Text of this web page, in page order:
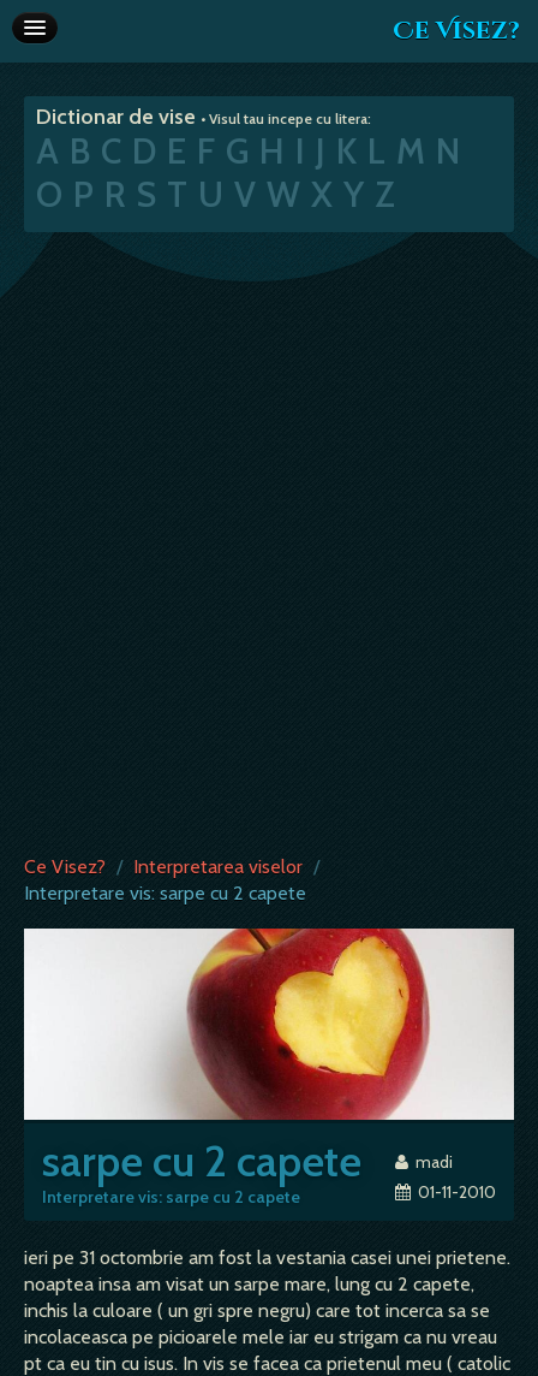
Ce Visez?
Interpretare vise
Articole
Va recomandam
Dictionar de vise • Visul tau incepe cu litera:
A B C D E F G H I J K L M N
O P R S T U V W X Y Z
Ce Visez? / Interpretarea viselor /
Interpretare vis: sarpe cu 2 capete
sarpe cu 2 capete
Interpretare vis: sarpe cu 2 capete
madi
01-11-2010
ieri pe 31 octombrie am fost la vestania casei unei prietene.
noaptea insa am visat un sarpe mare, lung cu 2 capete,
inchis la culoare ( un gri spre negru) care tot incerca sa se
incolaceasca pe picioarele mele iar eu strigam ca nu vreau
pt ca eu tin cu isus. In vis se facea ca prietenul meu ( catolic